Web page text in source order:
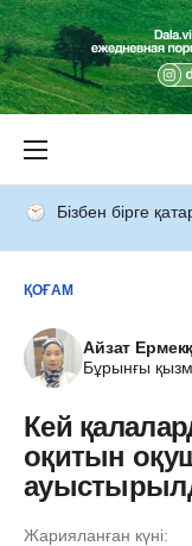
Бізбен бірге
ҚОҒАМ
Айзат
Бұрынғы
Кей
оқитын
Жарияланған күні: